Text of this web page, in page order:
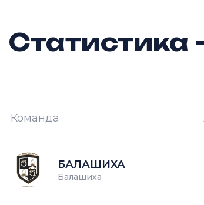
Статистика
Команда
БАЛАШИХА
Балашиха